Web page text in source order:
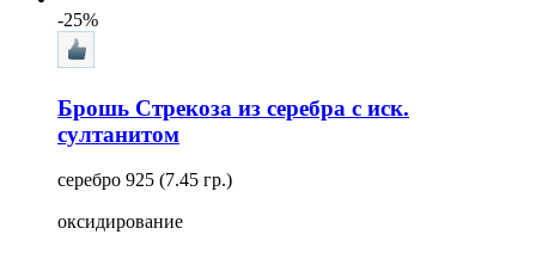
-25%
Брошь Стрекоза из серебра с иск.
султанитом
серебро 925 (7.45 гр.)
оксидирование